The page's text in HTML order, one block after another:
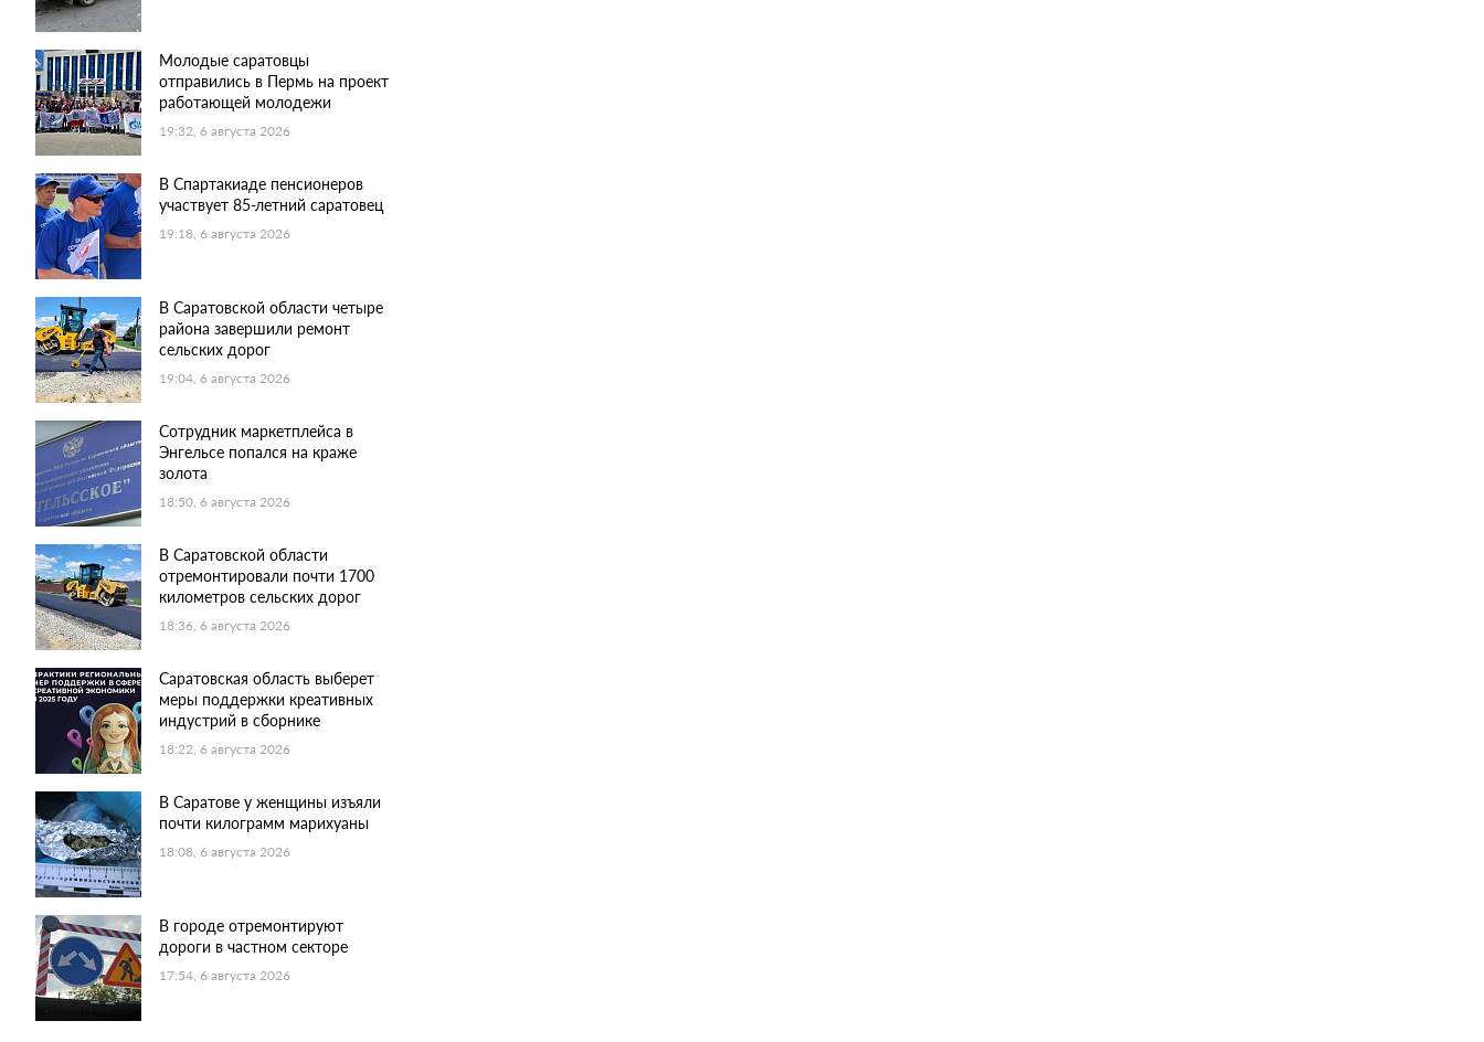
Молодые саратовцы
отправились в Пермь на проект
работающей молодежи
19:32, 6 августа 2026
В Спартакиаде пенсионеров
участвует 85-летний саратовец
19:18, 6 августа 2026
В Саратовской области четыре
района завершили ремонт
сельских дорог
19:04, 6 августа 2026
Сотрудник маркетплейса в
Энгельсе попался на краже
золота
18:50, 6 августа 2026
В Саратовской области
отремонтировали почти 1700
километров сельских дорог
18:36, 6 августа 2026
Саратовская область выберет
меры поддержки креативных
индустрий в сборнике
18:22, 6 августа 2026
В Саратове у женщины изъяли
почти килограмм марихуаны
18:08, 6 августа 2026
В городе отремонтируют
дороги в частном секторе
17:54, 6 августа 2026